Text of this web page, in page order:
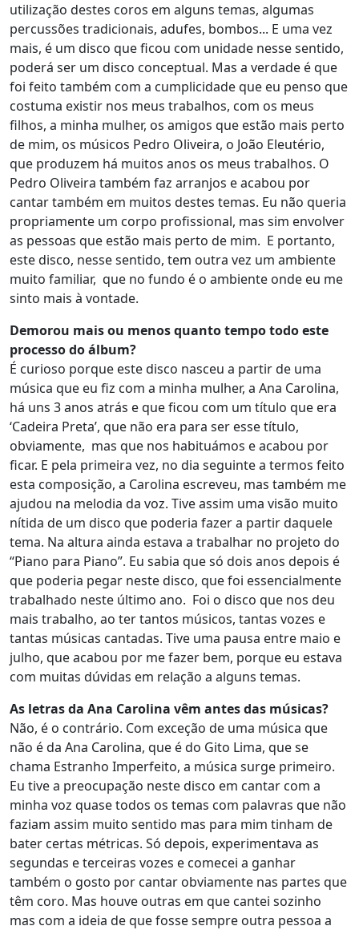
utilização destes coros em alguns temas, algumas
percussões tradicionais, adufes, bombos... E uma vez
mais, é um disco que ficou com unidade nesse sentido,
poderá ser um disco conceptual. Mas a verdade é que
foi feito também com a cumplicidade que eu penso que
costuma existir nos meus trabalhos, com os meus
filhos, a minha mulher, os amigos que estão mais perto
de mim, os músicos Pedro Oliveira, o João Eleutério,
que produzem há muitos anos os meus trabalhos. O
Pedro Oliveira também faz arranjos e acabou por
cantar também em muitos destes temas. Eu não queria
propriamente um corpo profissional, mas sim envolver
as pessoas que estão mais perto de mim. E portanto,
este disco, nesse sentido, tem outra vez um ambiente
muito familiar, que no fundo é o ambiente onde eu me
sinto mais à vontade.
Demorou mais ou menos quanto tempo todo este
processo do álbum?
É curioso porque este disco nasceu a partir de uma
música que eu fiz com a minha mulher, a Ana Carolina,
há uns 3 anos atrás e que ficou com um título que era
‘Cadeira Preta’, que não era para ser esse título,
obviamente, mas que nos habituámos e acabou por
ficar. E pela primeira vez, no dia seguinte a termos feito
esta composição, a Carolina escreveu, mas também me
ajudou na melodia da voz. Tive assim uma visão muito
nítida de um disco que poderia fazer a partir daquele
tema. Na altura ainda estava a trabalhar no projeto do
“Piano para Piano”. Eu sabia que só dois anos depois é
que poderia pegar neste disco, que foi essencialmente
trabalhado neste último ano. Foi o disco que nos deu
mais trabalho, ao ter tantos músicos, tantas vozes e
tantas músicas cantadas. Tive uma pausa entre maio e
julho, que acabou por me fazer bem, porque eu estava
com muitas dúvidas em relação a alguns temas.
As letras da Ana Carolina vêm antes das músicas?
Não, é o contrário. Com exceção de uma música que
não é da Ana Carolina, que é do Gito Lima, que se
chama Estranho Imperfeito, a música surge primeiro.
Eu tive a preocupação neste disco em cantar com a
minha voz quase todos os temas com palavras que não
faziam assim muito sentido mas para mim tinham de
bater certas métricas. Só depois, experimentava as
segundas e terceiras vozes e comecei a ganhar
também o gosto por cantar obviamente nas partes que
têm coro. Mas houve outras em que cantei sozinho
mas com a ideia de que fosse sempre outra pessoa a